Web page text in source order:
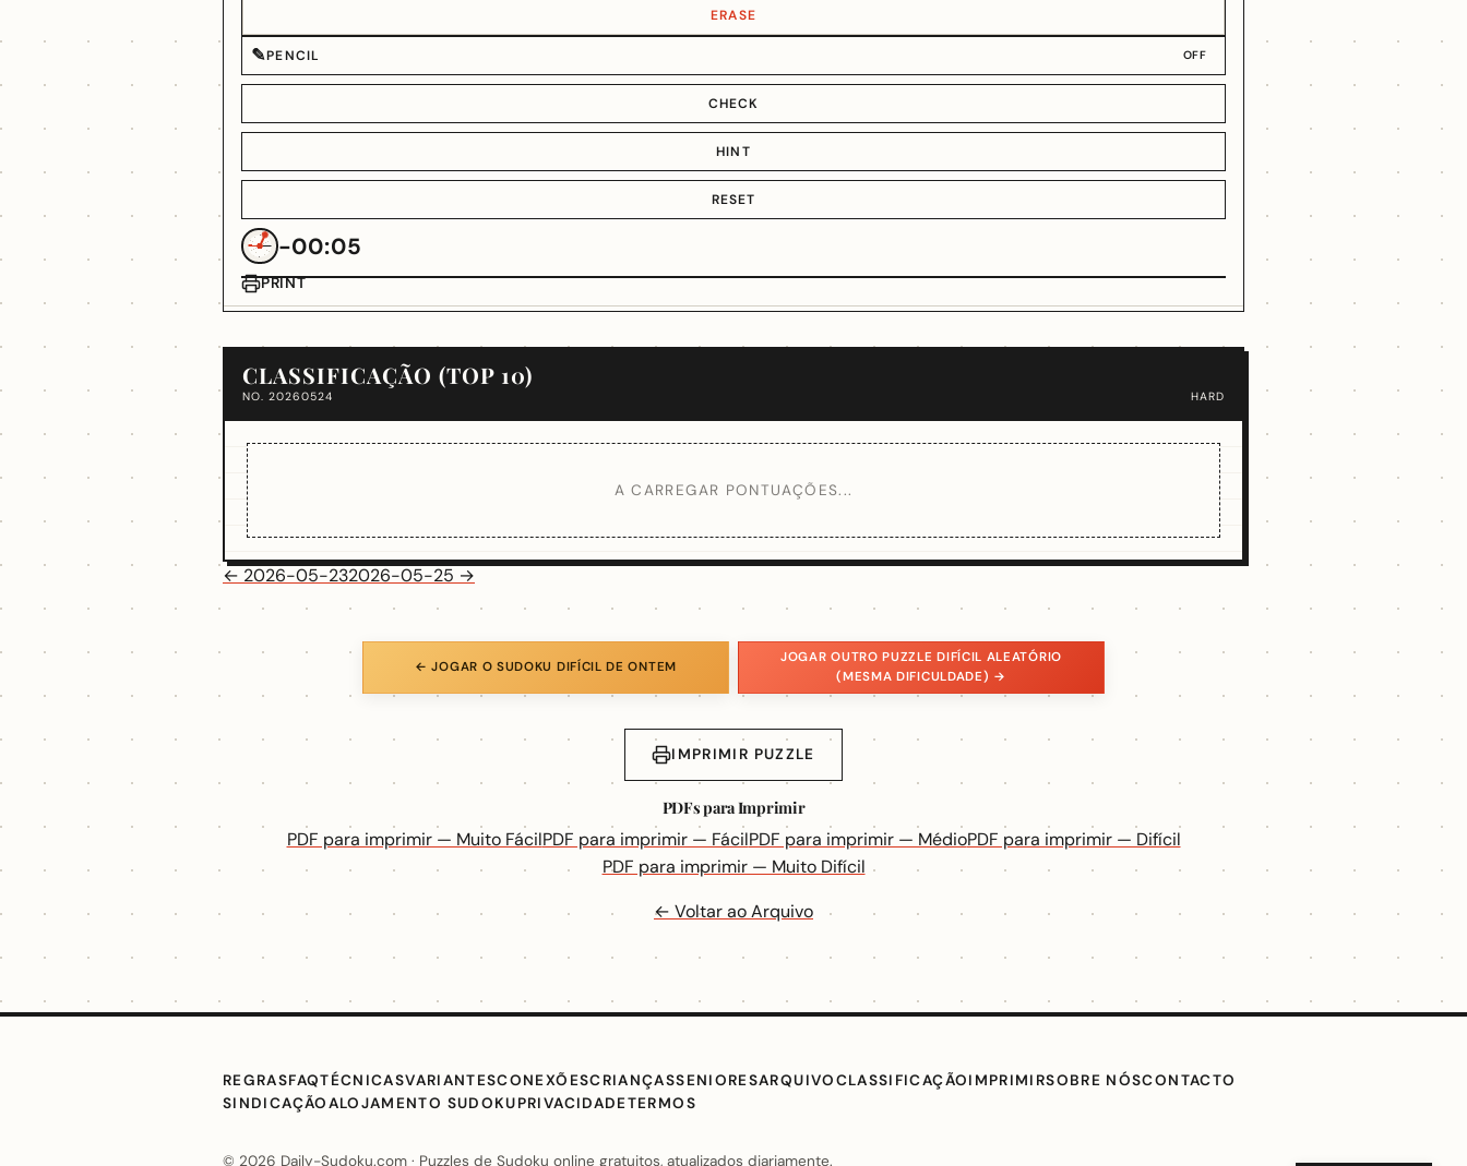
ERASE
✎PENCIL OFF
CHECK
HINT
RESET
-00:05
PRINT
CLASSIFICAÇÃO (TOP 10)
NO. 20260524 HARD
A CARREGAR PONTUAÇÕES...
← 2026-05-232026-05-25 →
← JOGAR O SUDOKU DIFÍCIL DE ONTEM
JOGAR OUTRO PUZZLE DIFÍCIL ALEATÓRIO
(MESMA DIFICULDADE) →
IMPRIMIR PUZZLE
PDFs para Imprimir
PDF para imprimir — Muito FácilPDF para imprimir — FácilPDF para imprimir — MédioPDF para imprimir — Difícil
PDF para imprimir — Muito Difícil
← Voltar ao Arquivo
REGRASFAQTÉCNICASVARIANTESCONEXÕESCRIANÇASSENIORESARQUIVOCLASSIFICAÇÃOIMPRIMIRSOBRE NÓSCONTACTO
SINDICAÇÃOALOJAMENTO SUDOKUPRIVACIDADETERMOS
© 2026 Daily-Sudoku.com · Puzzles de Sudoku online gratuitos, atualizados diariamente.